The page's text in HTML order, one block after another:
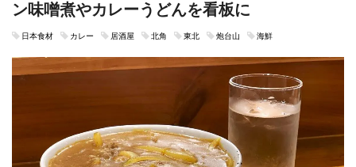
ン味噌煮やカレーうどんを看板に
日本食材 カレー 居酒屋 北角 東北 炮台山 海鮮